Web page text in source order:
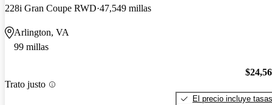
228i Gran Coupe RWD 47,549 millas
Arlington, VA
99 millas
Trato justo
El precio incluye tasas